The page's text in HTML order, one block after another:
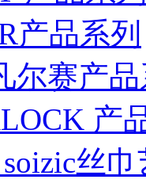
产品系列
尔赛产
产
soizic丝